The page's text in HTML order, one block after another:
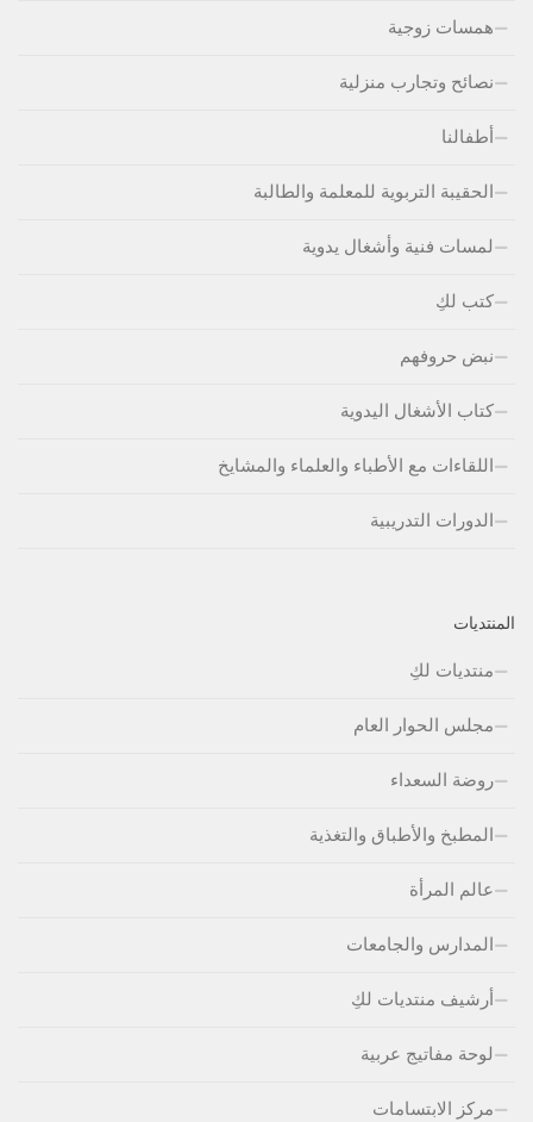
همسات زوجية
نصائح وتجارب منزلية
أطفالنا
الحقيبة التربوية للمعلمة والطالبة
لمسات فنية وأشغال يدوية
كتب لكِ
نبض حروفهم
كتاب الأشغال اليدوية
اللقاءات مع الأطباء والعلماء والمشايخ
الدورات التدريبية
المنتديات
منتديات لكِ
مجلس الحوار العام
روضة السعداء
المطبخ والأطباق والتغذية
عالم المرأة
المدارس والجامعات
أرشيف منتديات لكِ
لوحة مفاتيج عربية
مركز الابتسامات